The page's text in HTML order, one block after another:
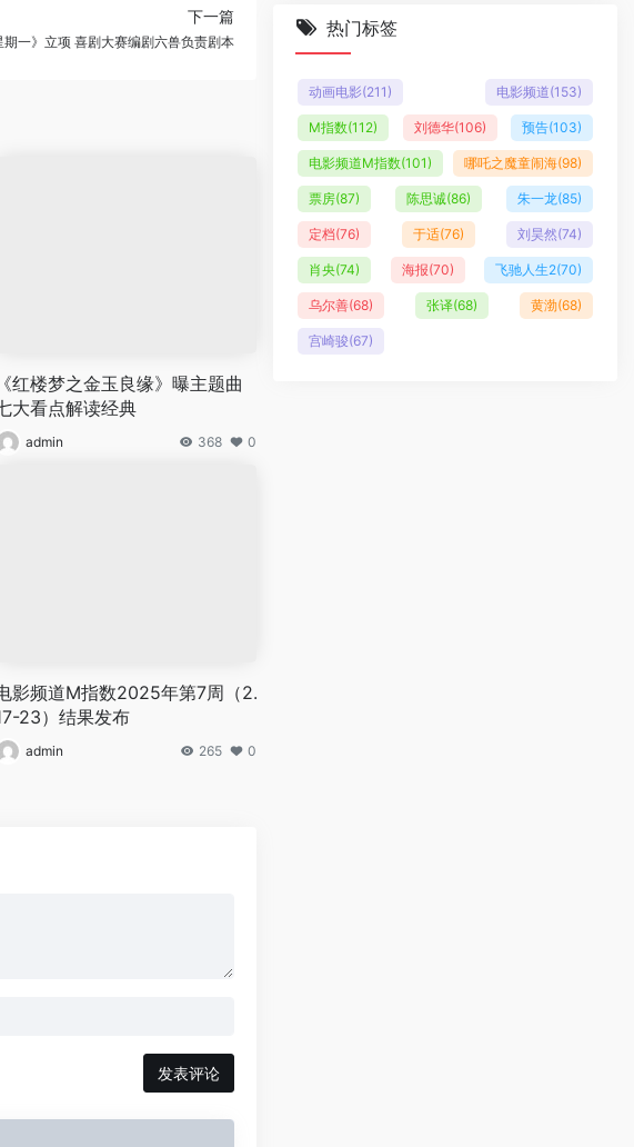
下一篇
期一》立项 喜剧大赛编剧六兽负责剧本
《红楼梦之金玉良缘》曝主题曲
大看点解读经典
admin 368 0
影频道M指数2025年第7周（2.
23）结果发布
admin 265 0
发表评论
热门标签
动画电影(211) 电影频道(153)
M指数(112) 刘德华(106) 预告(103)
电影频道M指数(101) 哪吒之魔童闹海(98)
票房(87) 陈思诚(86) 朱一龙(85)
定档(76) 于适(76) 刘昊然(74)
肖央(74) 海报(70) 飞驰人生2(70)
乌尔善(68) 张译(68) 黄渤(68)
宫崎骏(67)